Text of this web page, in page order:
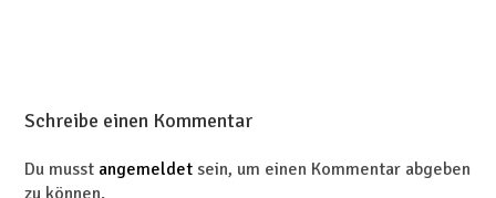
Schreibe einen Kommentar
Du musst angemeldet sein, um einen Kommentar abgeben
zu können.